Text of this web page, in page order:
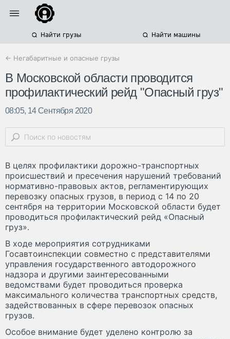
Найти грузы Найти машины
← Негабаритные и опасные грузы
В Московской области проводится
профилактический рейд "Опасный груз"
08:05, 14 Сентября 2020
В целях профилактики дорожно-транспортных
происшествий и пресечения нарушений требований
нормативно-правовых актов, регламентирующих
перевозку опасных грузов, в период с 14 по 20
сентября на территории Московской области будет
проводиться профилактический рейд «Опасный
груз».
В ходе мероприятия сотрудниками
Госавтоинспекции совместно с представителями
управления государственного автодорожного
надзора и другими заинтересованными
ведомствами будет проводиться проверка
максимального количества транспортных средств,
задействованных в сфере перевозок опасных
грузов.
Особое внимание будет уделено контролю за